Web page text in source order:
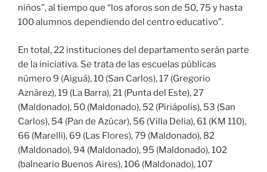
niños”, al tiempo que “los aforos son de 50, 75 y hasta
100 alumnos dependiendo del centro educativo”.
En total, 22 instituciones del departamento serán parte
de la iniciativa. Se trata de las escuelas públicas
número 9 (Aiguá), 10 (San Carlos), 17 (Gregorio
Aznárez), 19 (La Barra), 21 (Punta del Este), 27
(Maldonado), 50 (Maldonado), 52 (Piriápolis), 53 (San
Carlos), 54 (Pan de Azúcar), 56 (Villa Delia), 61 (KM 110),
66 (Marelli), 69 (Las Flores), 79 (Maldonado), 82
(Maldonado), 94 (Maldonado), 95 (Maldonado), 102
(balneario Buenos Aires), 106 (Maldonado), 107